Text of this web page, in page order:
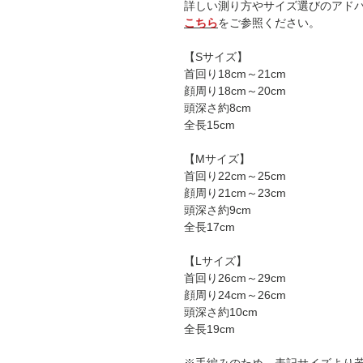
詳しい測り方やサイズ選びのアド
こちらをご参照ください。
【Sサイズ】
首回り18cm～21cm
顔周り18cm～20cm
頭深さ約8cm
全長15cm
【Mサイズ】
首回り22cm～25cm
顔周り21cm～23cm
頭深さ約9cm
全長17cm
【Lサイズ】
首回り26cm～29cm
顔周り24cm～26cm
頭深さ約10cm
全長19cm